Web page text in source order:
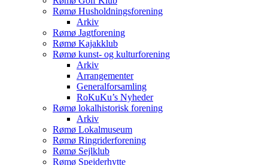
Rømø Husholdningsforening
Arkiv
Rømø Jagtforening
Rømø Kajakklub
Rømø kunst- og kulturforening
Arkiv
Arrangementer
Generalforsamling
RoKuKu’s Nyheder
Rømø lokalhistorisk forening
Arkiv
Rømø Lokalmuseum
Rømø Ringriderforening
Rømø Sejlklub
Rømø Spejderhytte